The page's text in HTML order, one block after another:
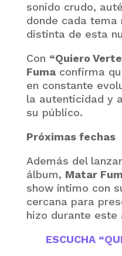
sonido crudo,
donde cada
distinta de esta
Con “Quiero
Fumaconfirma
en constante
la autenticidad y
su público.
Próximas fechas
Además del
álbum, Matar
show íntimo con
cercana para
hizo durante este
ESCUCHA